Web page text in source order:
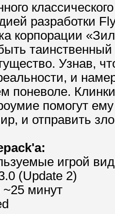
разработки
корпорации
Узнав,
и
поневоле.
помогут
и отправить
игрой
(Update 2)
~25 минут